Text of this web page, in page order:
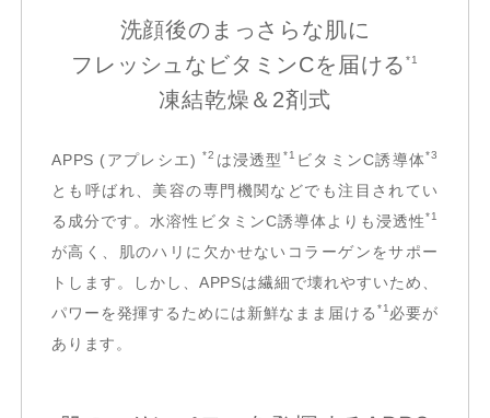
洗顔後のまっさらな肌に
フレッシュなビタミンCを届ける*1
凍結乾燥＆2剤式
APPS (アプレシエ)*2 は浸透型 *1 ビタミンC誘導体*3
とも呼ばれ、美容の専門機関などでも注目されてい
る成分です。水溶性ビタミンC誘導体よりも浸透性*1
が高く、肌のハリに欠かせないコラーゲンをサポー
トします。しかし、APPSは繊細で壊れやすいため、
パワーを発揮するためには新鮮なまま届ける *1必要が
あります。